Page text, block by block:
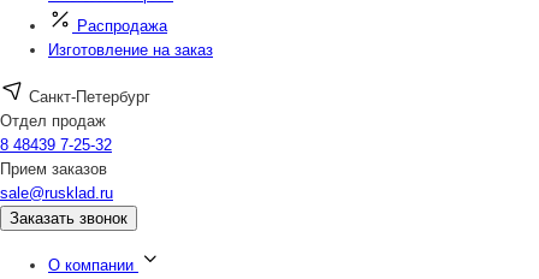
Распродажа
Изготовление на заказ
Санкт-Петербург
Отдел продаж
8 48439 7-25-32
Прием заказов
sale@rusklad.ru
Заказать звонок
О компании